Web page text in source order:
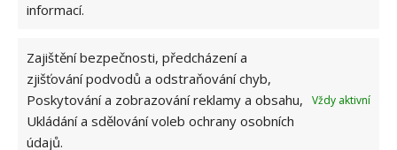
informací.
Zajištění bezpečnosti, předcházení a
zjišťování podvodů a odstraňování chyb,
Poskytování a zobrazování reklamy a obsahu,
Ukládání a sdělování voleb ochrany osobních
údajů.
Vždy aktivní
Hana Musilová
Do redakce Bydlimeutulne.cz se
přidala během svých studií a práce
redaktorky ji tak nadchla, že se
rozhodla zůstat. Její v...